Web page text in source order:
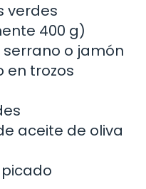
verdes
400 g)
serrano o jamón
en trozos
aceite de oliva
picado